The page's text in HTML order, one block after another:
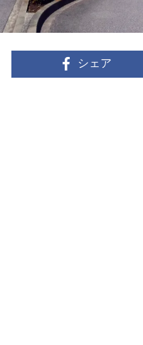
シェア